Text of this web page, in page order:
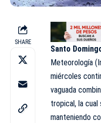
SHARE
Santo
Meteorología (
miércoles
vaguada
tropical, la
manteniendo